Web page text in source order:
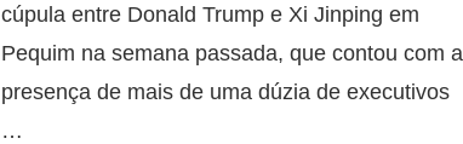
cúpula entre Donald Trump e Xi Jinping em
Pequim na semana passada, que contou com a
presença de mais de uma dúzia de executivos
…